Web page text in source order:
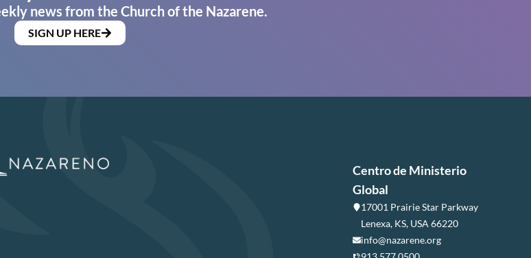
news from the Church of the Nazarene.
SIGN UP HERE
Centro de Ministerio
Global
17001 Prairie Star Parkway
Lenexa, KS, USA 66220
info@nazarene.org